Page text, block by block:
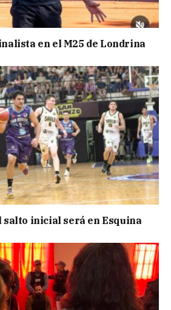
en el M25 de Londrina
inicial será en Esquina